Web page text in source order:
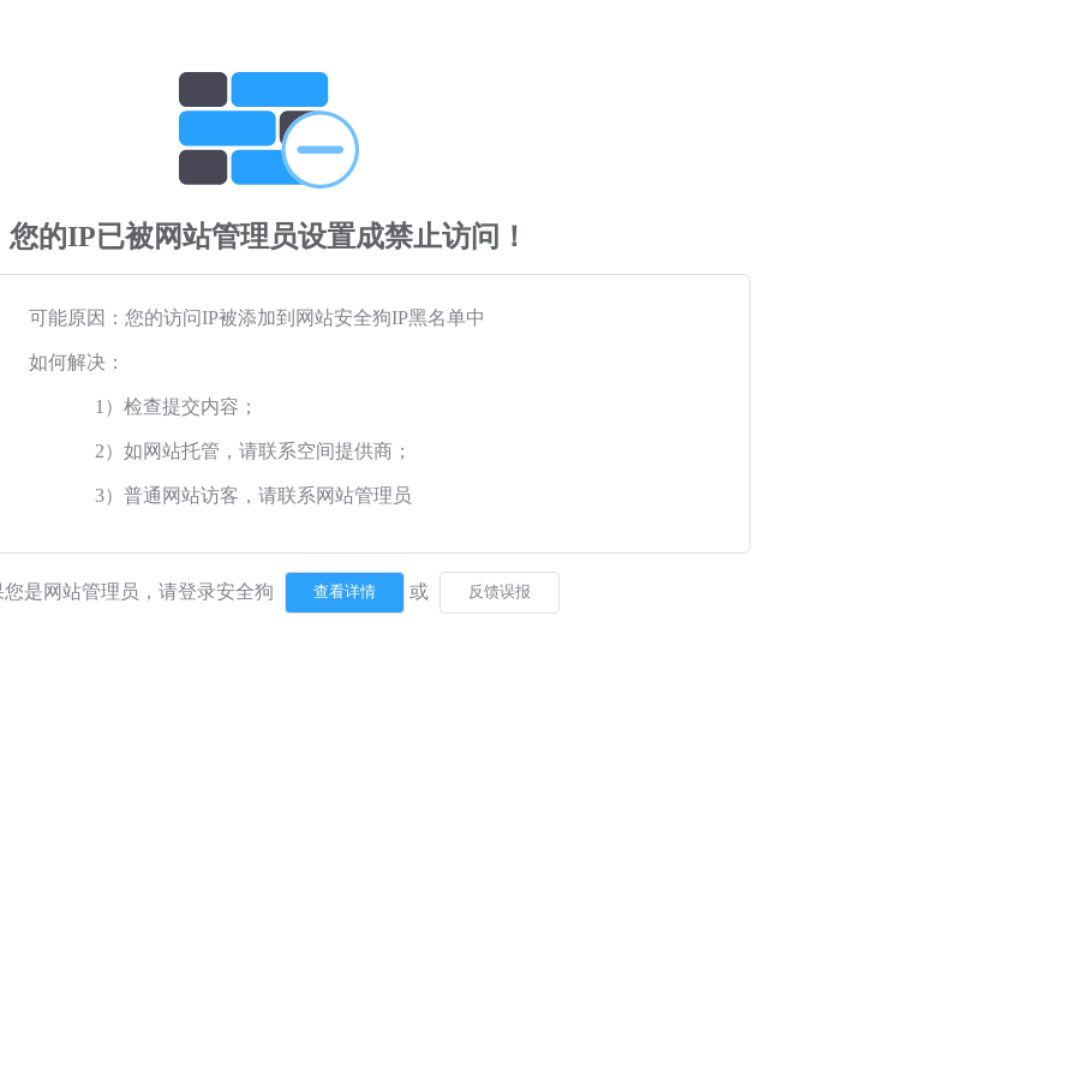
您的IP已被网站管理员设置成禁止访问！
可能原因：您的访问IP被添加到网站安全狗IP黑名单中
如何解决：
1）检查提交内容；
2）如网站托管，请联系空间提供商；
3）普通网站访客，请联系网站管理员
您是网站管理员，请登录安全狗 或